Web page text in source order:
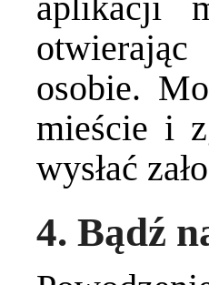
osobie.
mieście i
wysłać
4. Bądź